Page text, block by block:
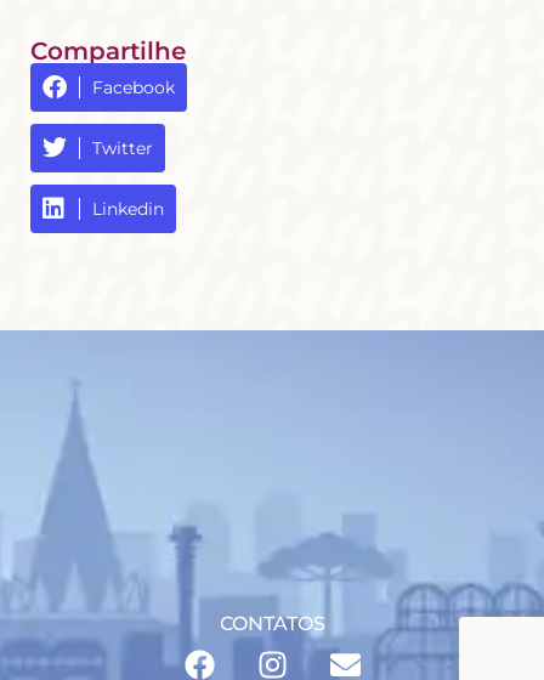
Compartilhe
Facebook
Twitter
Linkedin
CONTATOS